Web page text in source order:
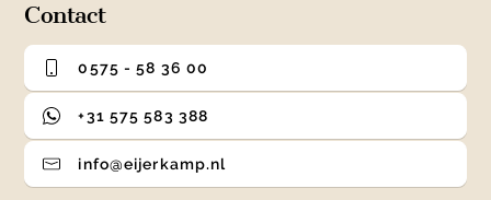
Contact
0575 - 58 36 00
+31 575 583 388
info@eijerkamp.nl